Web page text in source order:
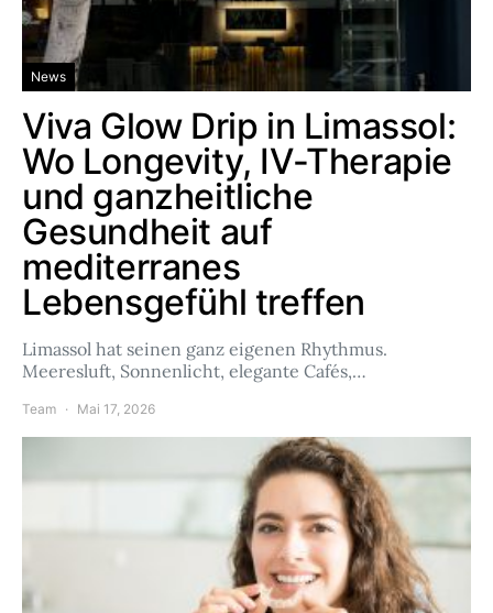
News
Viva Glow Drip in Limassol:
Wo Longevity, IV-Therapie
und ganzheitliche
Gesundheit auf
mediterranes
Lebensgefühl treffen
Limassol hat seinen ganz eigenen Rhythmus.
Meeresluft, Sonnenlicht, elegante Cafés,…
Team Mai 17, 2026